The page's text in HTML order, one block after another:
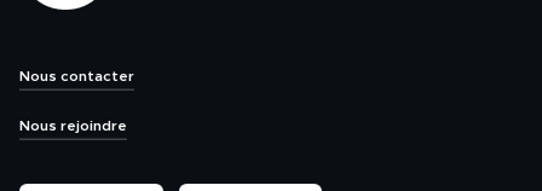
Nous contacter
Nous rejoindre